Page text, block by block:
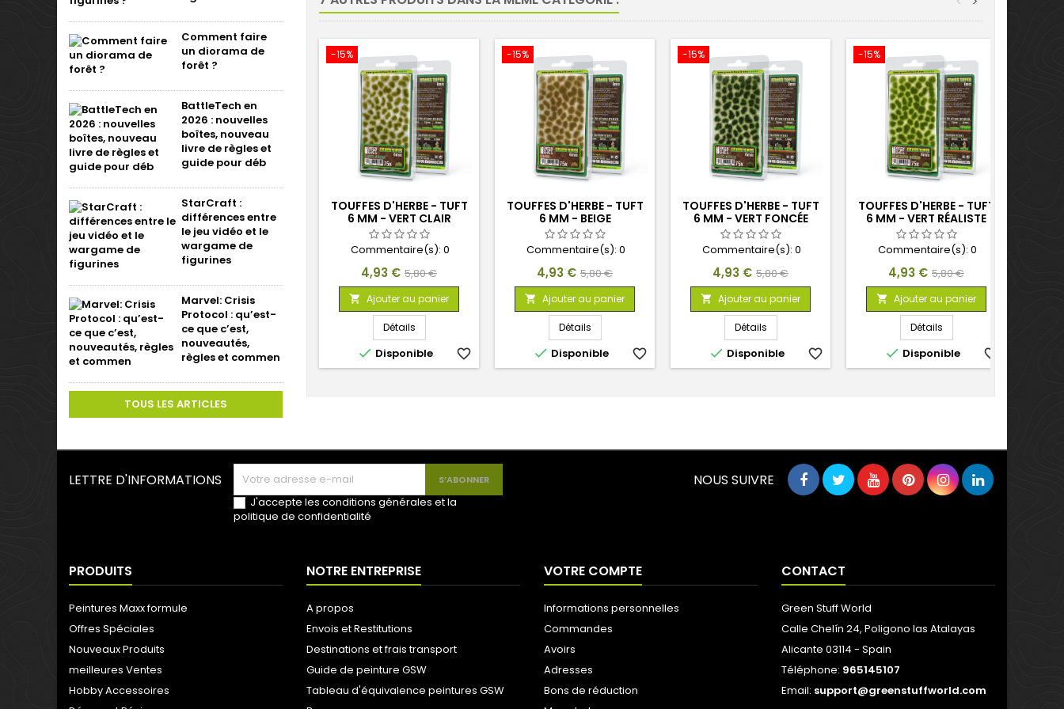
Comment faire
un diorama de
forêt ?
BattleTech en
2026 : nouvelles
boîtes, nouveau
livre de règles et
guide pour déb
StarCraft :
différences entre
le jeu vidéo et le
wargame de
figurines
Marvel: Crisis
Protocol : qu’est-
ce que c’est,
nouveautés,
règles et commen
TOUS LES ARTICLES
-15%
TOUFFES D'HERBE - TUFT
6 MM - VERT CLAIR
Commentaire(s): 0
Prix
4,93 € Prix
de
base
5,80 €
 Ajouter au panier
Détails
 Disponible favorite_border
-15%
TOUFFES D'HERBE - TUFT
6 MM - BEIGE
Commentaire(s): 0
Prix
4,93 € Prix
de
base
5,80 €
 Ajouter au panier
Détails
 Disponible favorite_border
-15%
TOUFFES D'HERBE - TUFT
6 MM - VERT FONCÉE
Commentaire(s): 0
Prix
4,93 € Prix
de
base
5,80 €
 Ajouter au panier
Détails
 Disponible favorite_border
-15%
TOUFFES D'HERBE - TUFT
6 MM - VERT RÉALISTE
Commentaire(s): 0
Prix
4,93 € Prix
de
base
5,80 €
 Ajouter au panier
Détails
 Disponible favorite_border
LETTRE D'INFORMATIONS
J'accepte les conditions générales et la
politique de confidentialité
NOUS SUIVRE
PRODUITS
Peintures Maxx formule
Offres Spéciales
Nouveaux Produits
meilleures Ventes
Hobby Accessoires
NOTRE ENTREPRISE
A propos
Envois et Restitutions
Destinations et frais transport
Guide de peinture GSW
Tableau d'équivalence peintures GSW
VOTRE COMPTE
Informations personnelles
Commandes
Avoirs
Adresses
Bons de réduction
CONTACT
Green Stuff World
Calle Chelín 24, Poligono las Atalayas
Alicante 03114 - Spain
Téléphone: 965145107
Email: support@greenstuffworld.com